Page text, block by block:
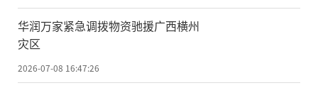
华润万家紧急调拨物资驰援广西横州
灾区
2026-07-08 16:47:26